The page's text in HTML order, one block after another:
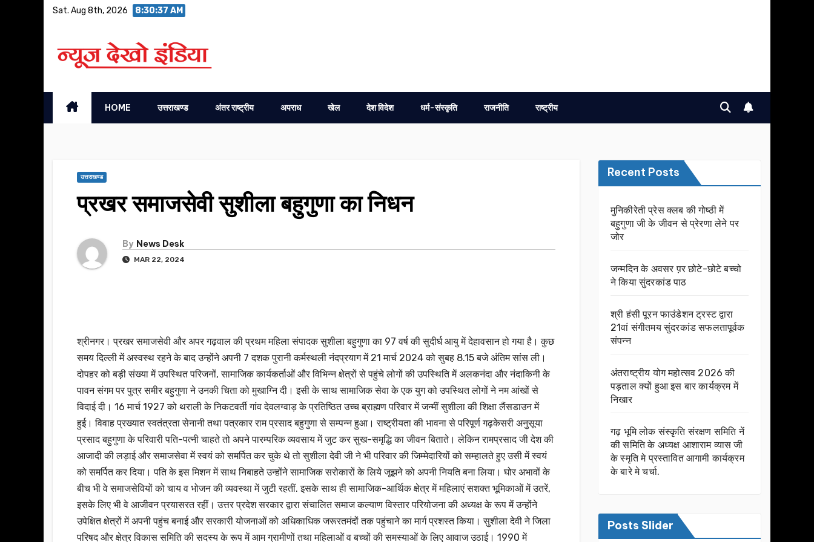
Sat. Aug 8th, 2026 8:30:38 AM
HOME उत्तराखण्ड अंतर राष्ट्रीय अपराध खेल देश विदेश धर्म-संस्कृति राजनीति राष्ट्रीय
उत्तराखण्ड
प्रखर समाजसेवी सुशीला बहुगुणा का निधन
By News Desk
MAR 22, 2024
श्रीनगर। प्रखर समाजसेवी और अपर गढ़वाल की प्रथम महिला संपादक सुशीला बहुगुणा का 97 वर्ष की सुदीर्घ आयु में देहावसान हो गया है। कुछ
समय दिल्ली में अस्वस्थ रहने के बाद उन्होंने अपनी 7 दशक पुरानी कर्मस्थली नंदप्रयाग में 21 मार्च 2024 को सुबह 8.15 बजे अंतिम सांस ली।
दोपहर को बड़ी संख्या में उपस्थित परिजनों, सामाजिक कार्यकर्ताओं और विभिन्न क्षेत्रों से पहुंचे लोगों की उपस्थिति में अलकनंदा और नंदाकिनी के
पावन संगम पर पुत्र समीर बहुगुणा ने उनकी चिता को मुखाग्नि दी। इसी के साथ सामाजिक सेवा के एक युग को उपस्थित लोगों ने नम आंखों से
विदाई दी। 16 मार्च 1927 को थराली के निकटवर्ती गांव देवलग्वाड़ के प्रतिष्ठित उच्च ब्राह्मण परिवार में जन्मीं सुशीला की शिक्षा लैंसडाउन में
हुई। विवाह प्रख्यात स्वतंत्रता सेनानी तथा पत्रकार राम प्रसाद बहुगुणा से सम्पन्न हुआ। राष्ट्रीयता की भावना से परिपूर्ण गढ़केसरी अनुसूया
प्रसाद बहुगुणा के परिवारी पति-पत्नी चाहते तो अपने पारम्परिक व्यवसाय में जुट कर सुख-समृद्धि का जीवन बिताते। लेकिन रामप्रसाद जी देश की
आजादी की लड़ाई और समाजसेवा में स्वयं को समर्पित कर चुके थे तो सुशीला देवी जी ने भी परिवार की जिम्मेदारियों को सम्हालते हुए उसी में स्वयं
को समर्पित कर दिया। पति के इस मिशन में साथ निबाहते उन्होंने सामाजिक सरोकारों के लिये जूझने को अपनी नियति बना लिया। घोर अभावों के
बीच भी वे समाजसेवियों को चाय व भोजन की व्यवस्था में जुटी रहतीं. इसके साथ ही सामाजिक-आर्थिक क्षेत्र में महिलाएं सशक्त भूमिकाओं में उतरें,
इसके लिए भी वे आजीवन प्रयासरत रहीं। उत्तर प्रदेश सरकार द्वारा संचालित समाज कल्याण विस्तार परियोजना की अध्यक्ष के रूप में उन्होंने
उपेक्षित क्षेत्रों में अपनी पहुंच बनाई और सरकारी योजनाओं को अधिकाधिक जरूरतमंदों तक पहुंचाने का मार्ग प्रशस्त किया। सुशीला देवी ने जिला
परिषद और क्षेत्र विकास समिति की सदस्य के रूप में आम ग्रामीणों तथा महिलाओं व बच्चों की समस्याओं के लिए आवाज उठाई। 1990 में
Recent Posts
मुनिकीरेती प्रेस क्लब की गोष्ठी में
बहुगुणा जी के जीवन से प्रेरणा लेने पर
जोर
जन्मदिन के अवसर प़र छोटे-छोटे बच्चो
ने किया सुंदरकांड पाठ
श्री हंसी पूरन फाउंडेशन ट्रस्ट द्वारा
21वां संगीतमय सुंदरकांड सफलतापूर्वक
संपन्न
अंतराष्ट्रीय योग महोत्सव 2026 की
पड़ताल क्यों हुआ इस बार कार्यक्रम में
निखार
गढ़ भूमि लोक संस्कृति संरक्षण समिति नें
की समिति के अध्यक्ष आशाराम व्यास जी
के स्मृति मे प्रस्तावित आगामी कार्यक्रम
के बारे मे चर्चा.
Posts Slider